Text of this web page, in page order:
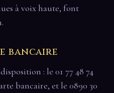
à voix haute, font
bancaire
: le 01 77 48 74
bancaire, et le 0890 30